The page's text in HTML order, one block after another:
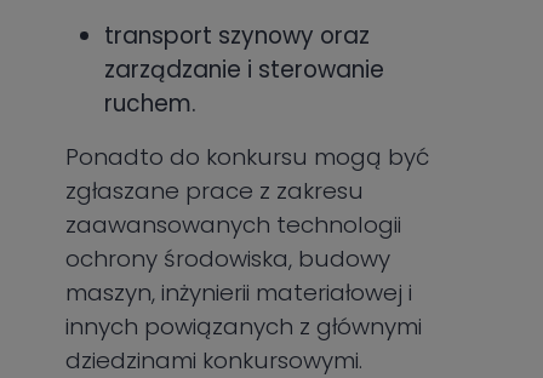
transport szynowy oraz
zarządzanie i sterowanie
ruchem.
Ponadto do konkursu mogą być
zgłaszane prace z zakresu
zaawansowanych technologii
ochrony środowiska, budowy
maszyn, inżynierii materiałowej i
innych powiązanych z głównymi
dziedzinami konkursowymi.